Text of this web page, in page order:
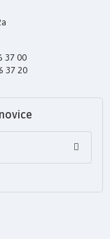
37 00
37 20